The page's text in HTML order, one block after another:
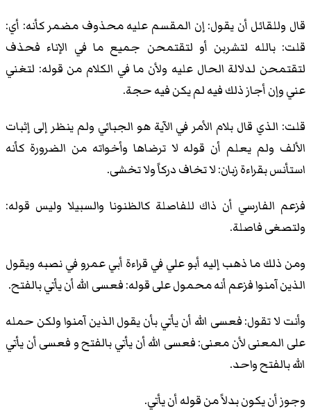
قال وللقائل أن يقول: إن المقسم عليه محذوف مضمر كأنه: أي:
قلت: بالله لتشربن أو لتقتمحن جميع ما في الإناء فحذف
لتقتمحن لدلالة الحال عليه ولأن ما في الكلام من قوله: لتغني
عني وإن أجاز ذلك فيه لم يكن فيه حجة.
قلت: الذي قال بلام الأمر في الآية هو الجبائي ولم ينظر إلى إثبات
الألف ولم يعلم أن قوله لا ترضاها وأخواته من الضرورة كأنه
استأنس بقراءة زبان: لا تخاف دركاً ولا تخشى.
فزعم الفارسي أن ذاك للفاصلة كالظنونا والسبيلا وليس قوله:
ولتصغى فاصلة.
ومن ذلك ما ذهب إليه أبو علي في قراءة أبي عمرو في نصبه ويقول
الذين آمنوا فزعم أنه محمول على قوله: فعسى الله أن يأتي بالفتح.
وأنت لا تقول: فعسى الله أن يأتي بأن يقول الذين آمنوا ولكن حمله
على المعنى لأن معنى: فعسى الله أن يأتي بالفتح و فعسى أن يأتي
الله بالفتح واحد.
وجوز أن يكون بدلاً من قوله أن يأتي.